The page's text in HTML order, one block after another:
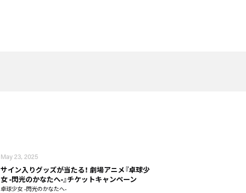
May 23, 2025
サイン入りグッズが当たる！ 劇場アニメ『卓球少
女 -閃光のかなたへ-』チケットキャンペーン
卓球少女 -閃光のかなたへ-